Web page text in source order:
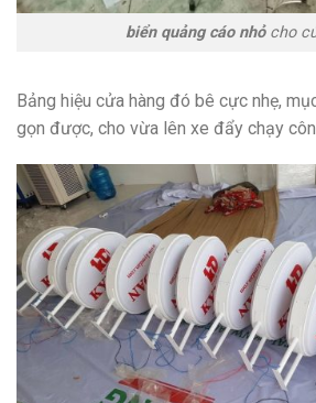
biển quảng cáo nhỏcho
Bảng hiệu cửa hàng đó bê cực nhẹ,
gọn được, cho vừa lên xe đẩy chạy